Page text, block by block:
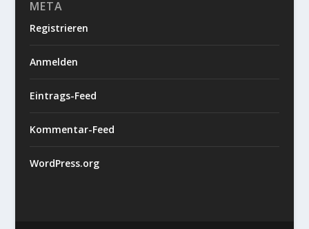
META
Registrieren
Anmelden
Eintrags-Feed
Kommentar-Feed
WordPress.org